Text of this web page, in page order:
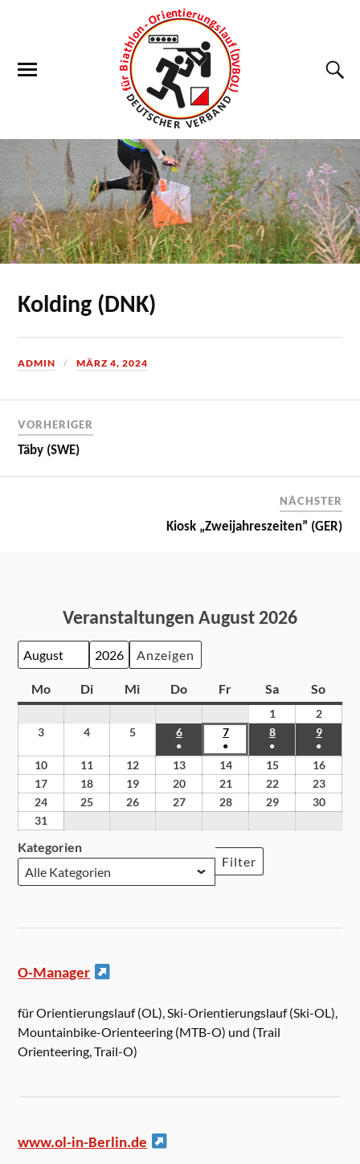
Kolding (DNK)
ADMIN MÄRZ 4, 2024
VORHERIGER
Täby (SWE)
NÄCHSTER
Kiosk „Zweijahreszeiten” (GER)
Veranstaltungen August 2026
Monat
Jahr
Mo
Di Mi Do Fr Sa So
1
2
3
4 5 6
●
7
●
8
●
9
●
10 11 12 13 14 15
16
17
18 19 20 21 22
23
24
25 26 27 28 29
30
31
Kategorien
Filter
O-Manager
für Orientierungslauf (OL), Ski-Orientierungslauf (Ski-OL),
Mountainbike-Orienteering (MTB-O) und (Trail
Orienteering, Trail-O)
www.ol-in-Berlin.de